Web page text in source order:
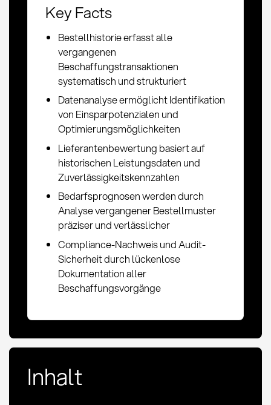
Key Facts
Bestellhistorie erfasst alle
vergangenen
Beschaffungstransaktionen
systematisch und strukturiert
Datenanalyse ermöglicht Identifikation
von Einsparpotenzialen und
Optimierungsmöglichkeiten
Lieferantenbewertung basiert auf
historischen Leistungsdaten und
Zuverlässigkeitskennzahlen
Bedarfsprognosen werden durch
Analyse vergangener Bestellmuster
präziser und verlässlicher
Compliance-Nachweis und Audit-
Sicherheit durch lückenlose
Dokumentation aller
Beschaffungsvorgänge
Inhalt